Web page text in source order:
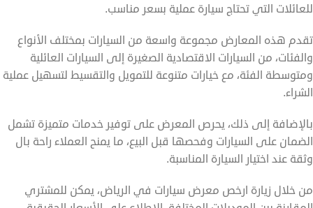
للعائلات التي تحتاج سيارة عملية بسعر مناسب.
تقدم هذه المعارض مجموعة واسعة من السيارات بمختلف الأنواع
والفئات، من السيارات الاقتصادية الصغيرة إلى السيارات العائلية
ومتوسطة الفئة، مع خيارات متنوعة للتمويل والتقسيط لتسهيل عملية
الشراء.
بالإضافة إلى ذلك، يحرص المعرض على توفير خدمات متميزة تشمل
الضمان على السيارات وفحصها قبل البيع، ما يمنح العملاء راحة بال
وثقة عند اختيار السيارة المناسبة.
من خلال زيارة ارخص معرض سيارات في الرياض، يمكن للمشتري